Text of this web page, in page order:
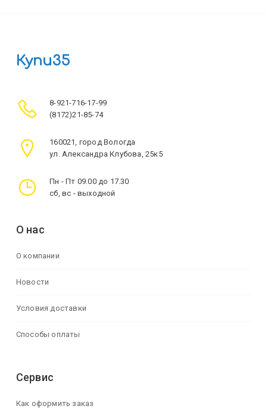
Купи35
8-921-716-17-99
(8172)21-85-74
160021, город Вологда
ул. Александра Клубова, 25к5
Пн - Пт 09.00 до 17.30
сб, вс - выходной
О нас
О компании
Новости
Условия доставки
Способы оплаты
Сервис
Как оформить заказ